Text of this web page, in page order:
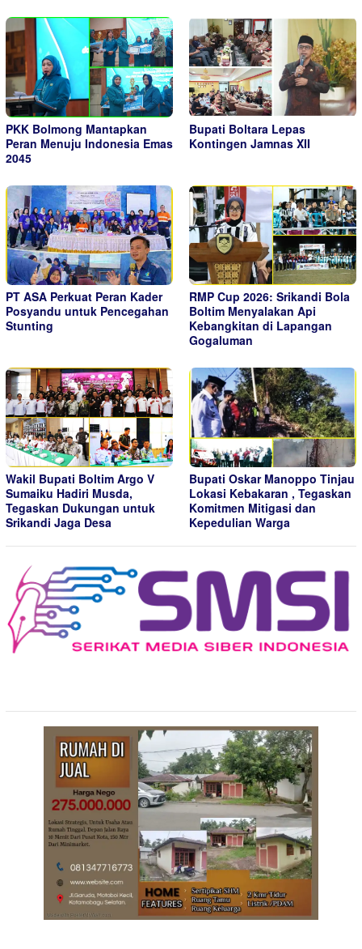
PKK Bolmong Mantapkan
Peran Menuju Indonesia Emas
2045
Bupati Boltara Lepas
Kontingen Jamnas XII
PT ASA Perkuat Peran Kader
Posyandu untuk Pencegahan
Stunting
RMP Cup 2026: Srikandi Bola
Boltim Menyalakan Api
Kebangkitan di Lapangan
Gogaluman
Wakil Bupati Boltim Argo V
Sumaiku Hadiri Musda,
Tegaskan Dukungan untuk
Srikandi Jaga Desa
Bupati Oskar Manoppo Tinjau
Lokasi Kebakaran , Tegaskan
Komitmen Mitigasi dan
Kepedulian Warga